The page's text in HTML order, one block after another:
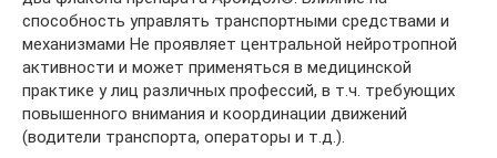
способность управлять транспортными средствами и
механизмами Не проявляет центральной нейротропной
активности и может применяться в медицинской
практике у лиц различных профессий, в т.ч. требующих
повышенного внимания и координации движений
(водители транспорта, операторы и т.д.).